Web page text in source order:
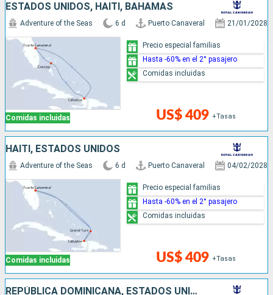
ESTADOS UNIDOS, HAITI, BAHAMAS
Comidas incluidas
Adventure of the Seas 6 d Puerto Canaveral 21/01/2028
US$ 409 +Tasas
Precio especial familias
Hasta -60% en el 2° pasajero
Comidas incluidas
HAITI, ESTADOS UNIDOS
Comidas incluidas
Adventure of the Seas 6 d Puerto Canaveral 04/02/2028
US$ 409 +Tasas
Precio especial familias
Hasta -60% en el 2° pasajero
Comidas incluidas
REPÚBLICA DOMINICANA, ESTADOS UNIDOS